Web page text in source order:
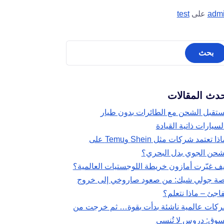
علىtest
المقالات
الشحن مع الطائرات بدون طيار
ذاتية القيادة
لماذا تعتمد شركات مثل Shein وTemu على
الجوي بدل البحري؟
غيّرت أمازون خريطة اللوجستيات العالمية؟
جولي شيك: من صعود صاروخي إلى خروج
– ماذا نتعلم؟
عالمية ناشئة بدأت بقوة… ثم خرجت من
دروس لا تُنسى